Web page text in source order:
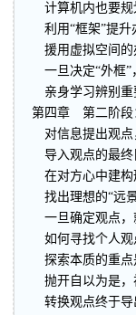
计算机内也要规
利用“框架”提升
援用虚拟空间的
一旦决定“外框”
亲身学习辨别重
第四章 第二阶段
对信息提出观点
导入观点的最终
在对方心中建构
找出理想的“远
一旦确定观点，
如何寻找个人观
探索本质的重点
抛开自以为是，
转换观点终于导